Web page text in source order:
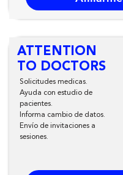
ATTENTION
TO DOCTORS
Solicitudes medicas.
Ayuda con estudio de
pacientes.
Informa cambio de datos.
Envío de invitaciones a
sesiones.